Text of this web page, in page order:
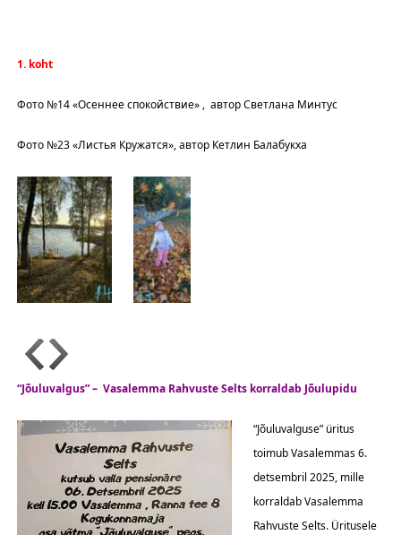
1. koht
Фото №14 «Осеннее спокойствие» , автор Светлана Минтус
Фото №23 «Листья Кружатся», автор Кетлин Балабукха
“Jõuluvalgus” – Vasalemma Rahvuste Selts korraldab Jõulupidu
“Jõuluvalguse” üritus
toimub Vasalemmas 6.
detsembril 2025, mille
korraldab Vasalemma
Rahvuste Selts. Üritusele